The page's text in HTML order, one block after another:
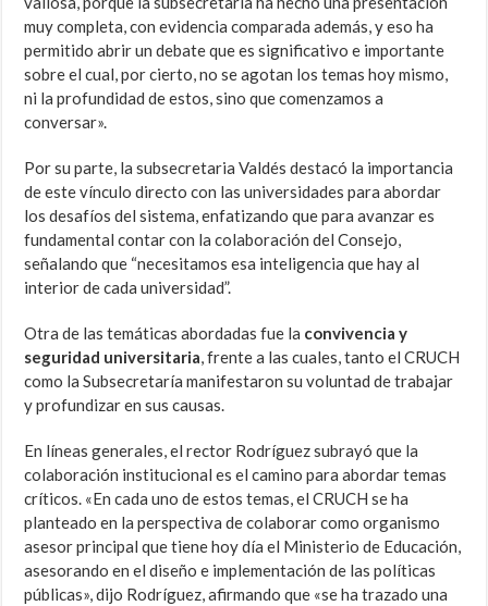
muy completa, con evidencia comparada además, y eso ha
permitido abrir un debate que es significativo e importante
sobre el cual, por cierto, no se agotan los temas hoy mismo,
ni la profundidad de estos, sino que comenzamos a
conversar».
Por su parte, la subsecretaria Valdés destacó la importancia
de este vínculo directo con las universidades para abordar
los desafíos del sistema, enfatizando que para avanzar es
fundamental contar con la colaboración del Consejo,
señalando que “necesitamos esa inteligencia que hay al
interior de cada universidad”.
Otra de las temáticas abordadas fue la convivencia y
seguridad universitaria, frente a las cuales, tanto el CRUCH
como la Subsecretaría manifestaron su voluntad de trabajar
y profundizar en sus causas.
En líneas generales, el rector Rodríguez subrayó que la
colaboración institucional es el camino para abordar temas
críticos. «En cada uno de estos temas, el CRUCH se ha
planteado en la perspectiva de colaborar como organismo
asesor principal que tiene hoy día el Ministerio de Educación,
asesorando en el diseño e implementación de las políticas
públicas», dijo Rodríguez, afirmando que «se ha trazado una